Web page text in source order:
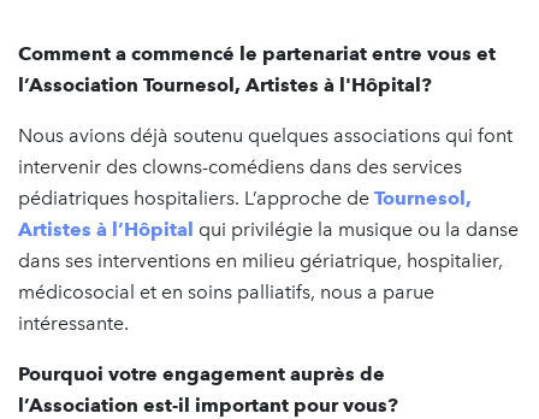
Comment a commencé le partenariat entre vous et
l’Association Tournesol, Artistes à l'Hôpital?
Nous avions déjà soutenu quelques associations qui font
intervenir des clowns-comédiens dans des services
pédiatriques hospitaliers. L’approche de Tournesol,
Artistes à l’Hôpital qui privilégie la musique ou la danse
dans ses interventions en milieu gériatrique, hospitalier,
médicosocial et en soins palliatifs, nous a parue
intéressante.
Pourquoi votre engagement auprès de
l’Association est-il important pour vous?